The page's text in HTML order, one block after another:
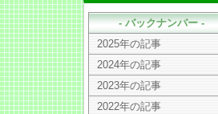
- バックナンバー -
2025年の記事
2024年の記事
2023年の記事
2022年の記事